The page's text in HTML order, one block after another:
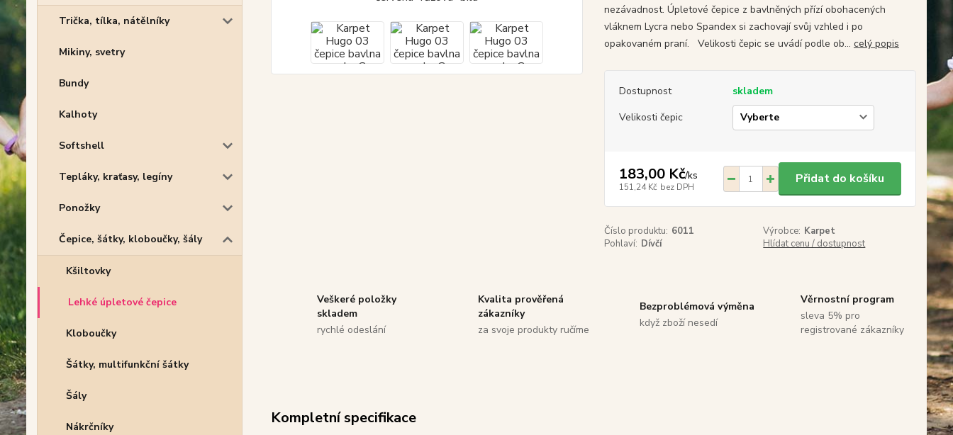
Trička, tílka, nátělníky
Mikiny, svetry
Bundy
Kalhoty
Softshell
Tepláky, kraťasy, legíny
Ponožky
Čepice, šátky, kloboučky, šály
Kšiltovky
Lehké úpletové čepice
Kloboučky
Šátky, multifunkční šátky
Šály
Nákrčníky
nezávadnost. Úpletové čepice z bavlněných přízí obohacených
vláknem Lycra nebo Spandex si zachovají svůj vzhled i po
opakovaném praní. Velikosti čepic se uvádí podle ob... celý popis
Dostupnost
skladem
Velikosti čepic
183,00 Kč/ks
151,24 Kč bez DPH
Přidat do košíku
Číslo produktu: 6011 Výrobce: Karpet
Pohlaví: Dívčí Hlídat cenu / dostupnost
Veškeré položky
skladem
rychlé odeslání
Kvalita prověřená
zákazníky
za svoje produkty ručíme
Bezproblémová výměna
když zboží nesedí
Věrnostní program
sleva 5% pro
registrované zákazníky
Kompletní specifikace